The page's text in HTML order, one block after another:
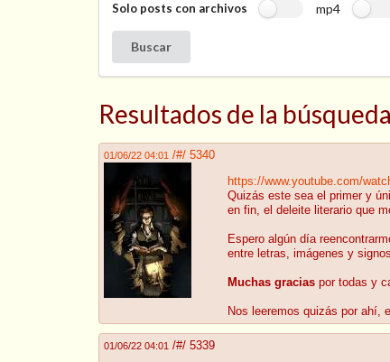
Solo posts con archivos mp4
Buscar
Resultados de la
01/06/22 04:01/#/ 5340
https://www.youtube.com/
Quizás este sea el primer y
en fin, el deleite literario que
Espero algún día
entre letras, imágenes y signos.
Muchas graciaspor todas y
Nos leeremos quizás por ahí,
01/06/22 04:01 /#/ 5339